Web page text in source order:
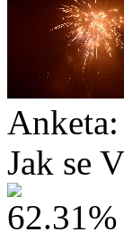
Anketa:
Jak se